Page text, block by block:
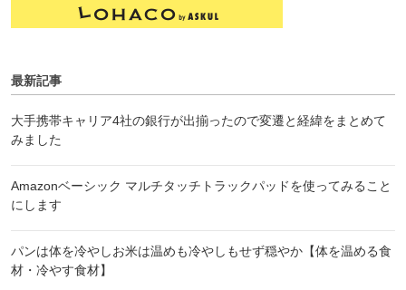
最新記事
大手携帯キャリア4社の銀行が出揃ったので変遷と経緯をまとめて
みました
Amazonベーシック マルチタッチトラックパッドを使ってみること
にします
パンは体を冷やしお米は温めも冷やしもせず穏やか【体を温める食
材・冷やす食材】